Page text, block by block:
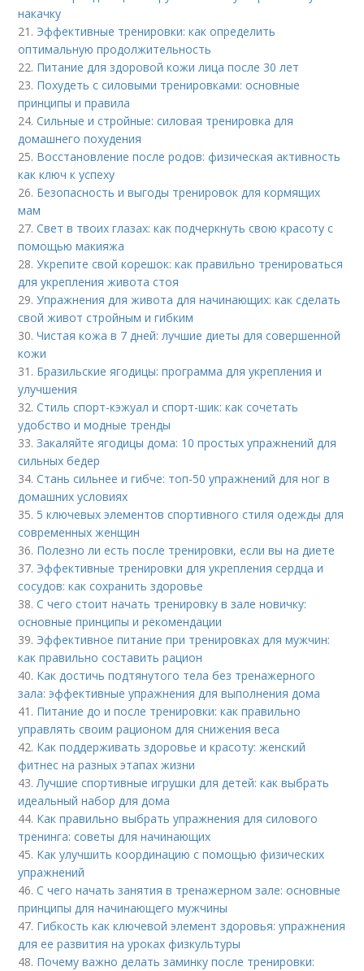
накачку
21. Эффективные тренировки: как определить
оптимальную продолжительность
22. Питание для здоровой кожи лица после 30 лет
23. Похудеть с силовыми тренировками: основные
принципы и правила
24.Сильные и стройные: силовая тренировка для
домашнего похудения
25. Восстановление после родов: физическая активность
как ключ к успеху
26. Безопасность и выгоды тренировок для кормящих
мам
27.Свет в твоих глазах: как подчеркнуть свою красоту с
помощью макияжа
28.Укрепите свой корешок: как правильно тренироваться
для укрепления живота стоя
29.Упражнения для живота для начинающих: как сделать
свой живот стройным и гибким
30.Чистая кожа в 7 дней: лучшие диеты для совершенной
кожи
31. Бразильские ягодицы: программа для укрепления и
улучшения
32.Стиль спорт-кэжуал и спорт-шик: как сочетать
удобство и модные тренды
33.Закаляйте ягодицы дома: 10 простых упражнений для
сильных бедер
34.Стань сильнее и гибче: топ-50 упражнений для ног в
домашних условиях
35. 5 ключевых элементов спортивного стиля одежды для
современных женщин
36. Полезно ли есть после тренировки, если вы на диете
37. Эффективные тренировки для укрепления сердца и
сосудов: как сохранить здоровье
38.С чего стоит начать тренировку в зале новичку:
основные принципы и рекомендации
39. Эффективное питание при тренировках для мужчин:
как правильно составить рацион
40. Как достичь подтянутого тела без тренажерного
зала: эффективные упражнения для выполнения дома
41. Питание до и после тренировки: как правильно
управлять своим рационом для снижения веса
42. Как поддерживать здоровье и красоту: женский
фитнес на разных этапах жизни
43.Лучшие спортивные игрушки для детей: как выбрать
идеальный набор для дома
44. Как правильно выбрать упражнения для силового
тренинга: советы для начинающих
45. Как улучшить координацию с помощью физических
упражнений
46.С чего начать занятия в тренажерном зале: основные
принципы для начинающего мужчины
47. Гибкость как ключевой элемент здоровья: упражнения
для ее развития на уроках физкультуры
48. Почему важно делать заминку после тренировки: